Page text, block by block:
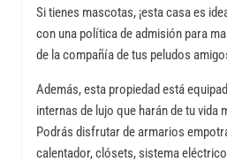
Si tienes mascotas, ¡esta casa es
con una política de admisión para
de la compañía de tus peludos
Además, esta propiedad está
internas de lujo que harán de tu vida
Podrás disfrutar de armarios
calentador, clósets, sistema